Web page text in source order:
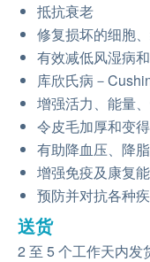
抵抗衰老
修复损坏的细胞
有效减低风湿病
库欣氏病－
增强活力、能量
令皮毛加厚和变
有助降血压、降
增强免疫及康复
预防并对抗各种
送货
2 至 5 个工作天内发